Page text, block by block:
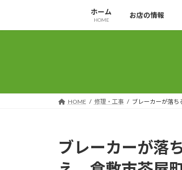
テ
ゲ
ホーム
HOME
お店の情報
HOME 修理・工事 ブレーカーが落
ブレーカーが